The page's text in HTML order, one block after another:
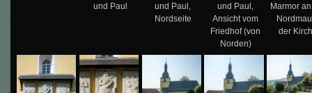
und Paul
und Paul,
Nordseite
und Paul,
Ansicht vom
Friedhof (von
Norden)
Marmor
der